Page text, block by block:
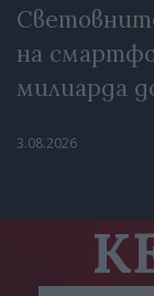
на
милиарда
3.08.2026